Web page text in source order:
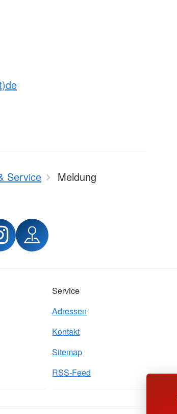
Service Meldung
Service
Adressen
Kontakt
Sitemap
RSS-Feed